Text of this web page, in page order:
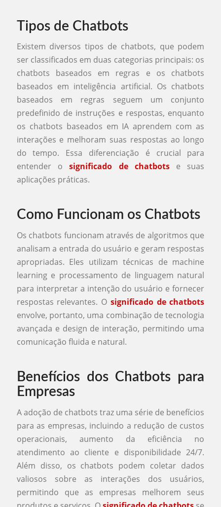
Tipos de Chatbots
Existem diversos tipos de chatbots, que podem
ser classificados em duas categorias principais: os
chatbots baseados em regras e os chatbots
baseados em inteligência artificial. Os chatbots
baseados em regras seguem um conjunto
predefinido de instruções e respostas, enquanto
os chatbots baseados em IA aprendem com as
interações e melhoram suas respostas ao longo
do tempo. Essa diferenciação é crucial para
entender osignificado de chatbotse suas
aplicações práticas.
Como Funcionam os Chatbots
Os chatbots funcionam através de algoritmos que
analisam a entrada do usuário e geram respostas
apropriadas. Eles utilizam técnicas de machine
learning e processamento de linguagem natural
para interpretar a intenção do usuário e fornecer
respostas relevantes. O significado de chatbots
envolve, portanto, uma combinação de tecnologia
avançada e design de interação, permitindo uma
comunicação fluida e natural.
Benefícios dos Chatbots para
Empresas
A adoção de chatbots traz uma série de benefícios
para as empresas, incluindo a redução de custos
operacionais, aumento da eficiência no
atendimento ao cliente e disponibilidade 24/7.
Além disso, os chatbots podem coletar dados
valiosos sobre as interações dos usuários,
permitindo que as empresas melhorem seus